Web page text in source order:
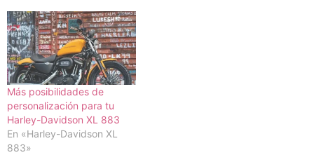
Más posibilidades de
personalización para tu
Harley-Davidson XL 883
En «Harley-Davidson XL
883»